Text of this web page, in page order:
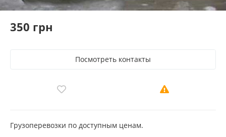
350 грн
Посмотреть контакты
Грузоперевозки по доступным ценам.